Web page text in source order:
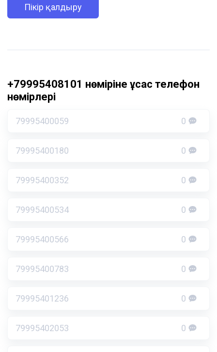
Пікір қалдыру
+79995408101 нөміріне ұқсас телефон
нөмірлері
79995400059 0
79995400180 0
79995400352 0
79995400534 0
79995400566 0
79995400783 0
79995401236 0
79995402053 0